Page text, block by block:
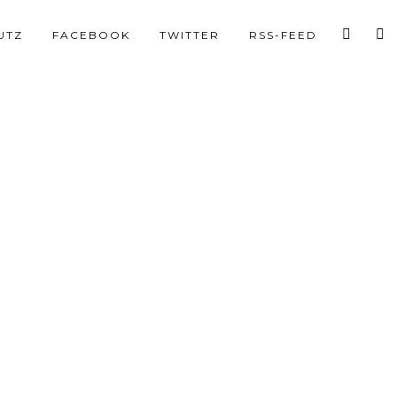
FACEBOOK TWITTER RSS-FEED